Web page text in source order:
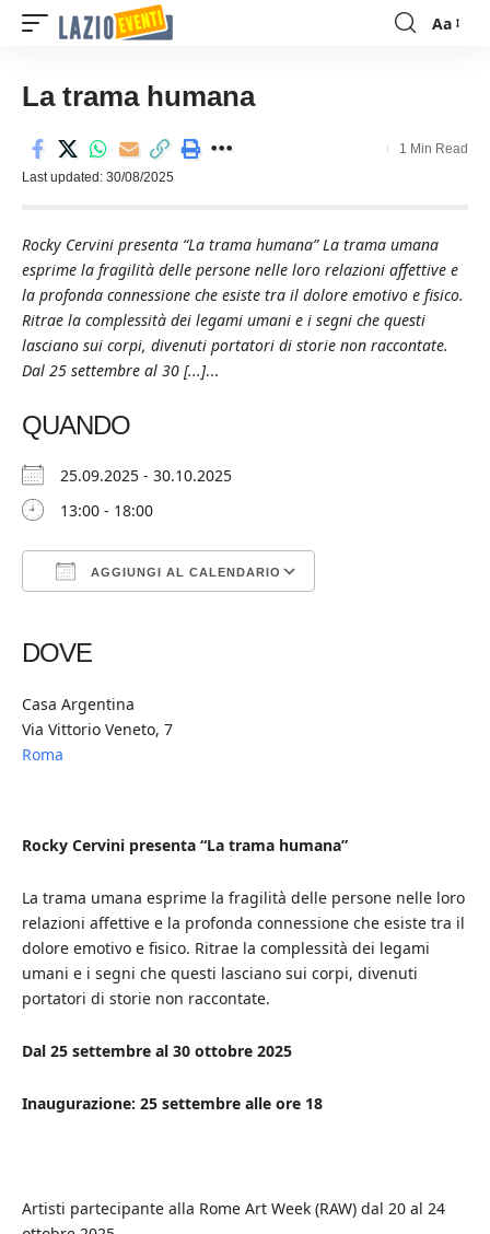
Font
Aa
La trama humana
Last updated: 30/08/2025
1 Min Read
Rocky Cervini presenta “La trama humana” La trama umana
esprime la fragilità delle persone nelle loro relazioni affettive e
la profonda connessione che esiste tra il dolore emotivo e fisico.
Ritrae la complessità dei legami umani e i segni che questi
lasciano sui corpi, divenuti portatori di storie non raccontate.
Dal 25 settembre al 30 [...]...
QUANDO
25.09.2025 - 30.10.2025
13:00 - 18:00
AGGIUNGI AL CALENDARIO
DOVE
Casa Argentina
Via Vittorio Veneto, 7
Roma
Rocky Cervini presenta “La trama humana”
La trama umana esprime la fragilità delle persone nelle loro
relazioni affettive e la profonda connessione che esiste tra il
dolore emotivo e fisico. Ritrae la complessità dei legami
umani e i segni che questi lasciano sui corpi, divenuti
portatori di storie non raccontate.
Dal 25 settembre al 30 ottobre 2025
Inaugurazione: 25 settembre alle ore 18
Artisti partecipante alla Rome Art Week (RAW) dal 20 al 24